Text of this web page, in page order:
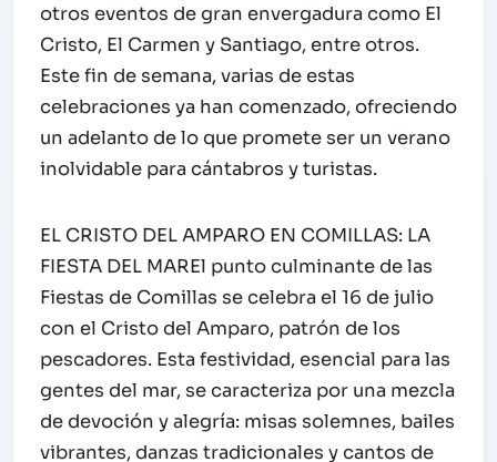
otros eventos de gran envergadura como El
Cristo, El Carmen y Santiago, entre otros.
Este fin de semana, varias de estas
celebraciones ya han comenzado, ofreciendo
un adelanto de lo que promete ser un verano
inolvidable para cántabros y turistas.
EL CRISTO DEL AMPARO EN COMILLAS: LA
FIESTA DEL MAREl punto culminante de las
Fiestas de Comillas se celebra el 16 de julio
con el Cristo del Amparo, patrón de los
pescadores. Esta festividad, esencial para las
gentes del mar, se caracteriza por una mezcla
de devoción y alegría: misas solemnes, bailes
vibrantes, danzas tradicionales y cantos de